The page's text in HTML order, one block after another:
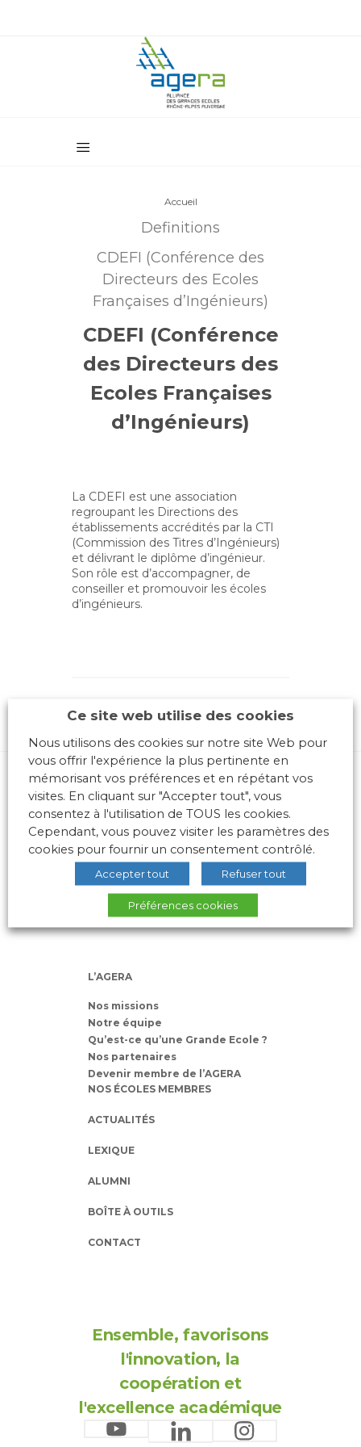
Accueil
Definitions
CDEFI (Conférence des
Directeurs des Ecoles
Françaises d’Ingénieurs)
CDEFI (Conférence
des Directeurs des
Ecoles Françaises
d’Ingénieurs)
La CDEFI est une association
regroupant les Directions des
établissements accrédités par la CTI
(Commission des Titres d’Ingénieurs)
et délivrant le diplôme d’ingénieur.
Son rôle est d’accompagner, de
conseiller et promouvoir les écoles
d’ingénieurs.
10 place des Archives – Bât G –
69288 LYON Cedex 02
Association loi 1901
L’AGERA
Nos missions
Notre équipe
Qu’est-ce qu’une Grande Ecole ?
Nos partenaires
Devenir membre de l’AGERA
NOS ÉCOLES MEMBRES
ACTUALITÉS
LEXIQUE
ALUMNI
BOÎTE À OUTILS
CONTACT
Ensemble, favorisons
l'innovation, la
coopération et
l'excellence académique
Ce site web utilise des cookies
Nous utilisons des cookies sur notre site Web pour
vous offrir l'expérience la plus pertinente en
mémorisant vos préférences et en répétant vos
visites. En cliquant sur "Accepter tout", vous
consentez à l'utilisation de TOUS les cookies.
Cependant, vous pouvez visiter les paramètres des
cookies pour fournir un consentement contrôlé.
Accepter tout Refuser tout
Préférences cookies